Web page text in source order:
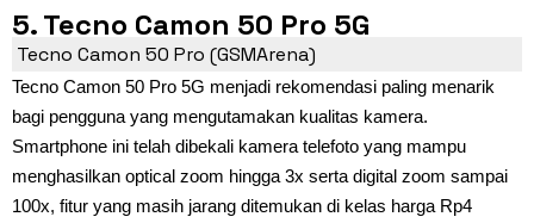
5. Tecno Camon 50 Pro 5G
Tecno Camon 50 Pro (GSMArena)
Tecno Camon 50 Pro 5G menjadi rekomendasi paling menarik
bagi pengguna yang mengutamakan kualitas kamera.
Smartphone ini telah dibekali kamera telefoto yang mampu
menghasilkan optical zoom hingga 3x serta digital zoom sampai
100x, fitur yang masih jarang ditemukan di kelas harga Rp4